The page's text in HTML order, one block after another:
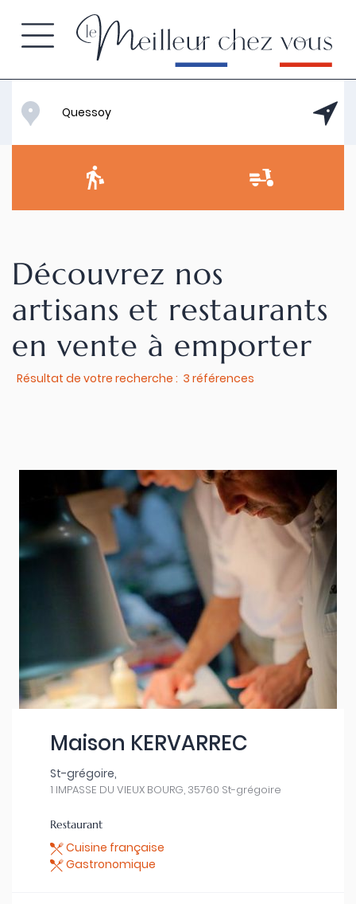
Découvrez nos
artisans et restaurants
en vente à emporter
Résultat de votre recherche : 3 références
Maison KERVARREC
St-grégoire,
1 IMPASSE DU VIEUX BOURG, 35760 St-grégoire
Restaurant
Cuisine française
Gastronomique